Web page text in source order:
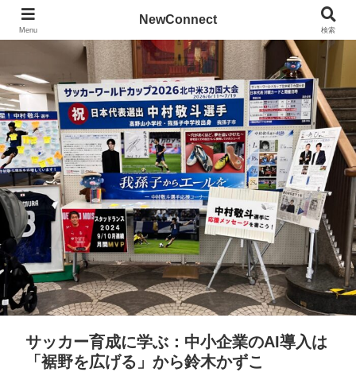
サッカー育成に学ぶ：中小企業のAI導入は
「裾野を広げる」から鈴木かずこ
Menu
NewConnect
検索